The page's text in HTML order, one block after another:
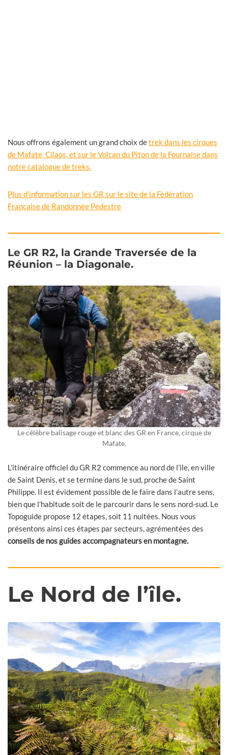
Nous offrons également un grand choix detrek dans les cirques
de Mafate, Cilaos, et sur le Volcan du Piton de la Fournaise dans
notre catalogue de treks.
Plus d’information sur les GR sur le site de la Fédération
Française de Randonnée Pédestre
Le GR R2, la Grande Traversée de la
Réunion – la Diagonale.
Le célèbre balisage rouge et blanc des GR en France, cirque de
Mafate.
L’itinéraire officiel du GR R2 commence au nord de l’ile, en ville
de Saint Denis, et se termine dans le sud, proche de Saint
Philippe. Il est évidement possible de le faire dans l’autre sens,
bien que l’habitude soit de le parcourir dans le sens nord-sud. Le
Topoguide propose 12 étapes, soit 11 nuitées. Nous vous
présentons ainsi ces étapes par secteurs, agrémentées des
conseils de nos guides accompagnateurs en montagne.
Le Nord de l’île.